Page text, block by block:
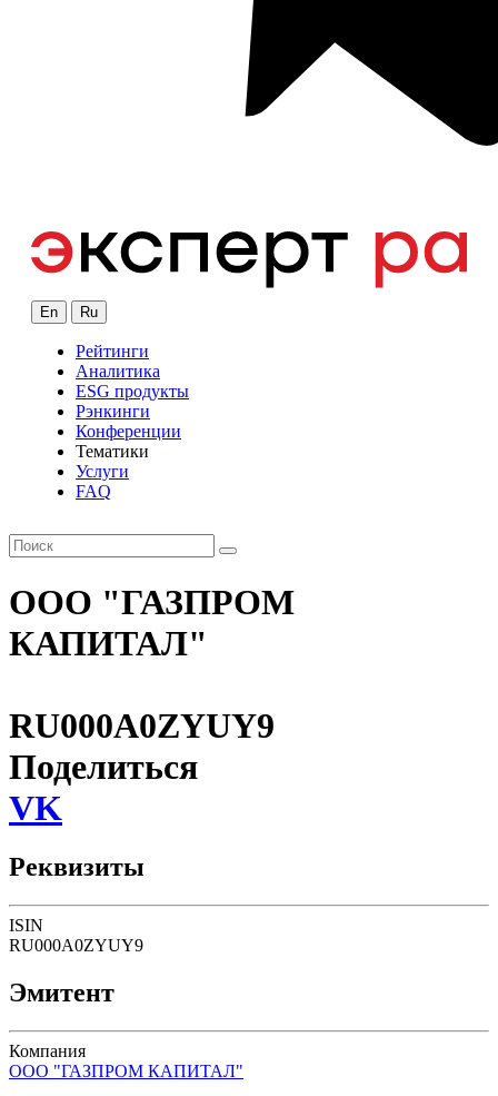
En Ru
Рейтинги
Аналитика
ESG продукты
Рэнкинги
Конференции
Тематики
Услуги
FAQ
ООО "ГАЗПРОМ
КАПИТАЛ"
RU000A0ZYUY9
Поделиться
VK
Реквизиты
ISIN
RU000A0ZYUY9
Эмитент
Компания
ООО "ГАЗПРОМ КАПИТАЛ"